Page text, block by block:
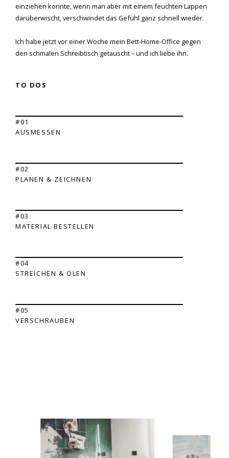
einziehen konnte, wenn man aber mit einem feuchten Lappen
darüberwischt, verschwindet das Gefühl ganz schnell wieder.
Ich habe jetzt vor einer Woche mein Bett-Home-Office gegen
den schmalen Schreibtisch getauscht – und ich liebe ihn.
TO DOS
#01
AUSMESSEN
#02
PLANEN & ZEICHNEN
#03
MATERIAL BESTELLEN
#04
STREICHEN & ÖLEN
#05
VERSCHRAUBEN